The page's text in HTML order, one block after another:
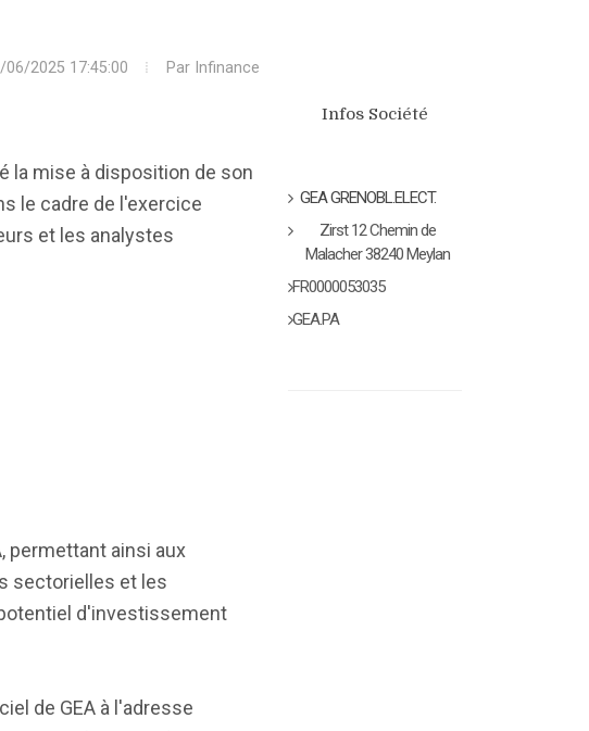
06/2025 17:45:00 Par Infinance
la mise à disposition de son
le cadre de l'exercice
et les analystes
permettant ainsi aux
sectorielles et les
d'investissement
de GEA à l'adresse
Infos Société
GEA GRENOBL.ELECT.
Zirst 12 Chemin de
Malacher 38240 Meylan
FR0000053035
GEA.PA